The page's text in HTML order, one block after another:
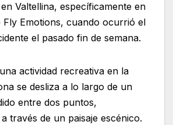
Valtellina, específicamente en
Fly Emotions, cuando ocurrió el
el pasado fin de semana.
actividad recreativa en la
se desliza a lo largo de un
entre dos puntos,
través de un paisaje escénico.